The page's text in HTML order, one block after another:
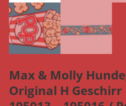
Max & Molly
Original H